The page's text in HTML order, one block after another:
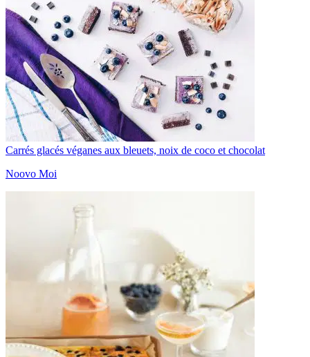
Carrés glacés véganes aux bleuets, noix de coco et chocolat
Noovo Moi